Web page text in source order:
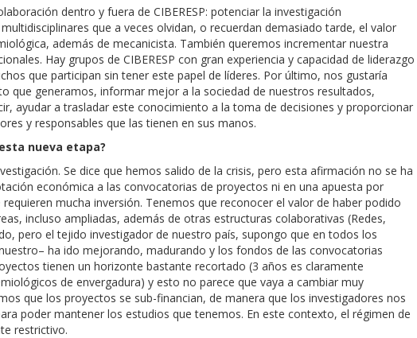
dentro y fuera de CIBERESP: potenciar la investigación
que a veces olvidan, o recuerdan demasiado tarde, el valor
además de mecanicista. También queremos incrementar nuestra
Hay grupos de CIBERESP con gran experiencia y capacidad de liderazgo
que participan sin tener este papel de líderes. Por último, nos gustaría
que generamos, informar mejor a la sociedad de nuestros resultados,
ayudar a trasladar este conocimiento a la toma de decisiones y proporcionar
y responsables que las tienen en sus manos.
nueva etapa?
Se dice que hemos salido de la crisis, pero esta afirmación no se ha
económica a las convocatorias de proyectos ni en una apuesta por
mucha inversión. Tenemos que reconocer el valor de haber podido
incluso ampliadas, además de otras estructuras colaborativas (Redes,
pero el tejido investigador de nuestro país, supongo que en todos los
ha ido mejorando, madurando y los fondos de las convocatorias
tienen un horizonte bastante recortado (3 años es claramente
de envergadura) y esto no parece que vaya a cambiar muy
que los proyectos se sub-financian, de manera que los investigadores nos
poder mantener los estudios que tenemos. En este contexto, el régimen de
restrictivo.